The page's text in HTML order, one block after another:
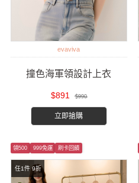
evaviva
撞色海軍領設計上衣
$891 $990
立即搶購
任1件 9折
領500 999免運 刷卡回饋